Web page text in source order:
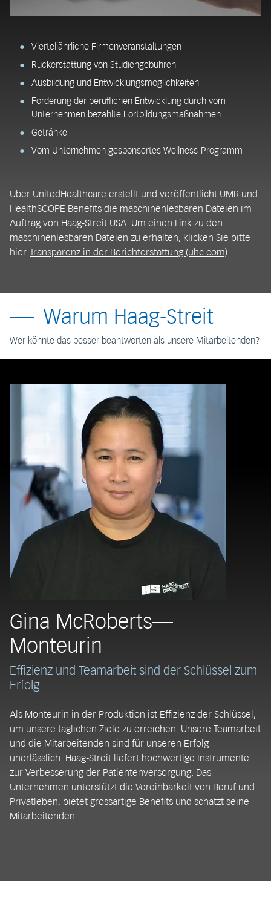
Vierteljährliche Firmenveranstaltungen
Rückerstattung von Studiengebühren
Ausbildung und Entwicklungsmöglichkeiten
Förderung der beruflichen Entwicklung durch vom
Unternehmen bezahlte Fortbildungsmaßnahmen
Getränke
Vom Unternehmen gesponsertes Wellness-Programm
Über UnitedHealthcare erstellt und veröffentlicht UMR und
HealthSCOPE Benefits die maschinenlesbaren Dateien im
Auftrag von Haag-Streit USA. Um einen Link zu den
maschinenlesbaren Dateien zu erhalten, klicken Sie bitte
hier. Transparenz in der Berichterstattung (uhc.com)
Warum Haag-Streit
Wer könnte das besser beantworten als unsere Mitarbeitenden?
Gina McRoberts—
Monteurin
Effizienz und Teamarbeit sind der Schlüssel zum
Erfolg
Als Monteurin in der Produktion ist Effizienz der Schlüssel,
um unsere täglichen Ziele zu erreichen. Unsere Teamarbeit
und die Mitarbeitenden sind für unseren Erfolg
unerlässlich. Haag-Streit liefert hochwertige Instrumente
zur Verbesserung der Patientenversorgung. Das
Unternehmen unterstützt die Vereinbarkeit von Beruf und
Privatleben, bietet grossartige Benefits und schätzt seine
Mitarbeitenden.